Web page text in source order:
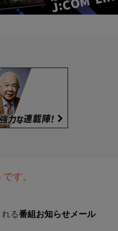
す。
る番組お知らせメール